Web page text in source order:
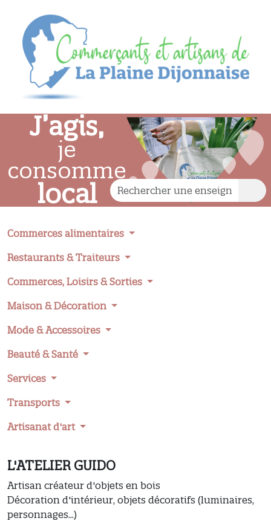
J’agis,
je
consomme
local
Commerces alimentaires
Restaurants & Traiteurs
Commerces, Loisirs & Sorties
Maison & Décoration
Mode & Accessoires
Beauté & Santé
Services
Transports
Artisanat d'art
L'ATELIER GUIDO
Artisan créateur d'objets en bois
Décoration d'intérieur, objets décoratifs (luminaires,
personnages...)